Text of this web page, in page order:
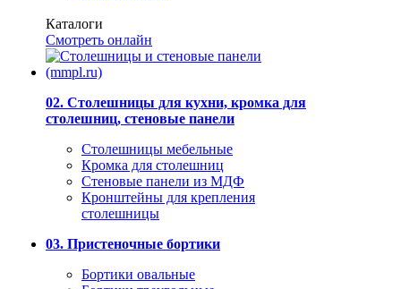
Каталоги
Смотреть онлайн
02. Столешницы для кухни, кромка для
столешниц, стеновые панели
Столешницы мебельные
Кромка для столешниц
Стеновые панели из МДФ
Кронштейны для крепления
столешницы
03. Пристеночные бортики
Бортики овальные